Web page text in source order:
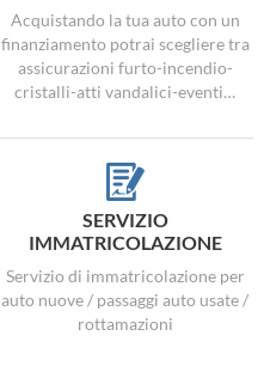
Acquistando la tua auto con un
finanziamento potrai scegliere tra
assicurazioni furto-incendio-
cristalli-atti vandalici-eventi…
SERVIZIO
IMMATRICOLAZIONE
Servizio di immatricolazione per
auto nuove / passaggi auto usate /
rottamazioni